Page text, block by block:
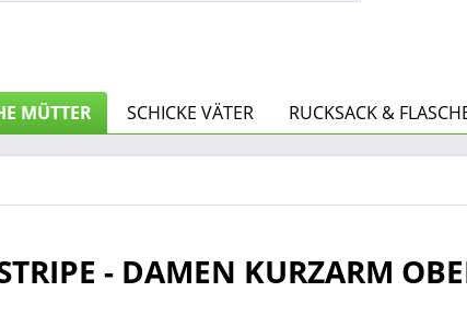
MÜTTER SCHICKE VÄTER RUCKSACK &
- DAMEN KURZARM